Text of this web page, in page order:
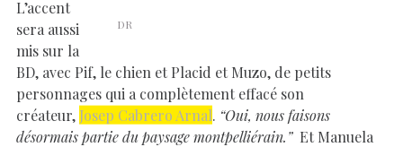
DR
L’accent
sera aussi
mis sur la
BD, avec Pif, le chien et Placid et Muzo, de petits
personnages qui a complètement effacé son
créateur, Josep Cabrero Arnal. “Oui, nous faisons
désormais partie du paysage montpelliérain.”Et Manuela